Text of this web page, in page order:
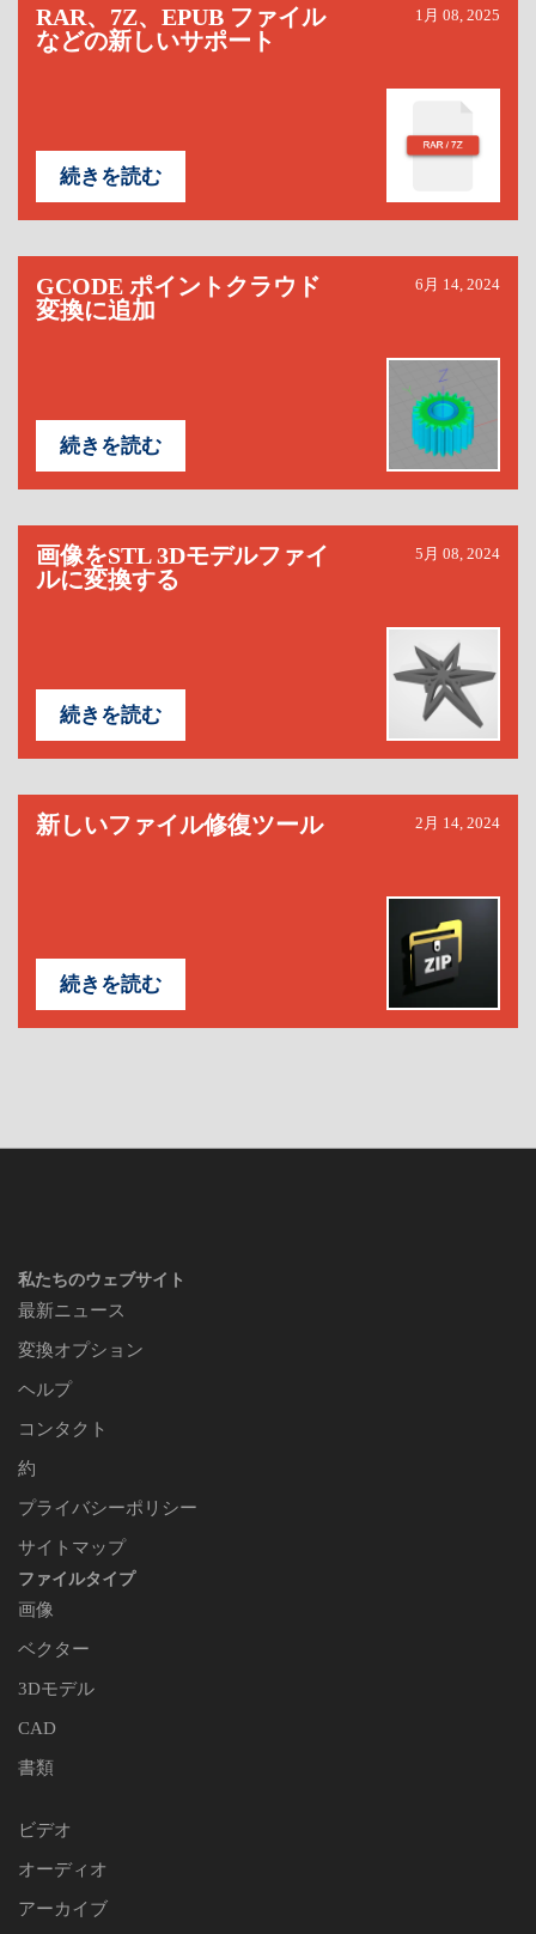
RAR、7Z、EPUB ファイル
などの新しいサポート
1月 08, 2025
続きを読む
GCODE ポイントクラウド
変換に追加
6月 14, 2024
続きを読む
画像をSTL 3Dモデルファイ
ルに変換する
5月 08, 2024
続きを読む
新しいファイル修復ツール 2月 14, 2024
続きを読む
私たちのウェブサイト
最新ニュース
変換オプション
ヘルプ
コンタクト
約
プライバシーポリシー
サイトマップ
ファイルタイプ
画像
ベクター
3Dモデル
CAD
書類
ビデオ
オーディオ
アーカイブ